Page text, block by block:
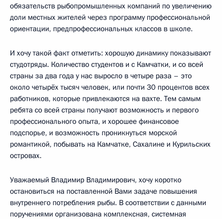
обязательств рыбопромышленных компаний по увеличению
доли местных жителей через программу профессиональной
ориентации, предпрофессиональных классов в школе.
И хочу такой факт отметить: хорошую динамику показывают
студотряды. Количество студентов и с Камчатки, и со всей
страны за два года у нас выросло в четыре раза – это
около четырёх тысяч человек, или почти 30 процентов всех
работников, которые привлекаются на вахте. Тем самым
ребята со всей страны получают возможность и первого
профессионального опыта, и хорошее финансовое
подспорье, и возможность проникнуться морской
романтикой, побывать на Камчатке, Сахалине и Курильских
островах.
Уважаемый Владимир Владимирович, хочу коротко
остановиться на поставленной Вами задаче повышения
внутреннего потребления рыбы. В соответствии с данными
поручениями организована комплексная, системная